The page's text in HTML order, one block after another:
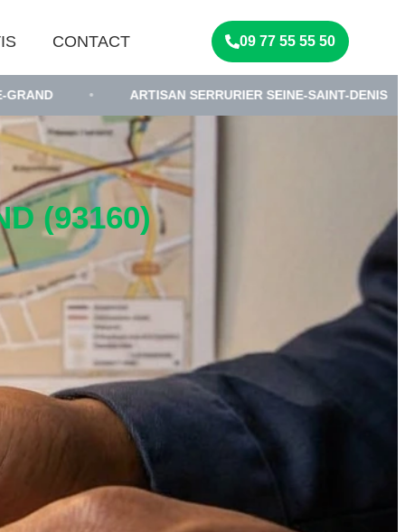
CONTACT 09 77 55 55 50
ARTISAN SERRURIER SEINE-SAINT-DENIS •
(93160)